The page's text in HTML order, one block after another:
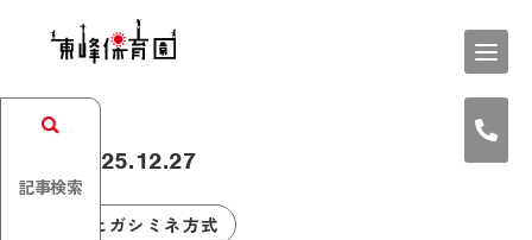
記事検索
2025.12.27
ヒガシミネ方式